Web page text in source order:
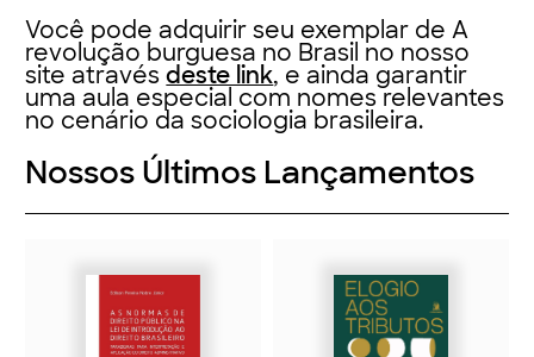
Você pode adquirir seu exemplar de A
revolução burguesa no Brasil no nosso
site atravésdeste link, e ainda garantir
uma aula especial com nomes relevantes
no cenário da sociologia brasileira.
Nossos Últimos Lançamentos